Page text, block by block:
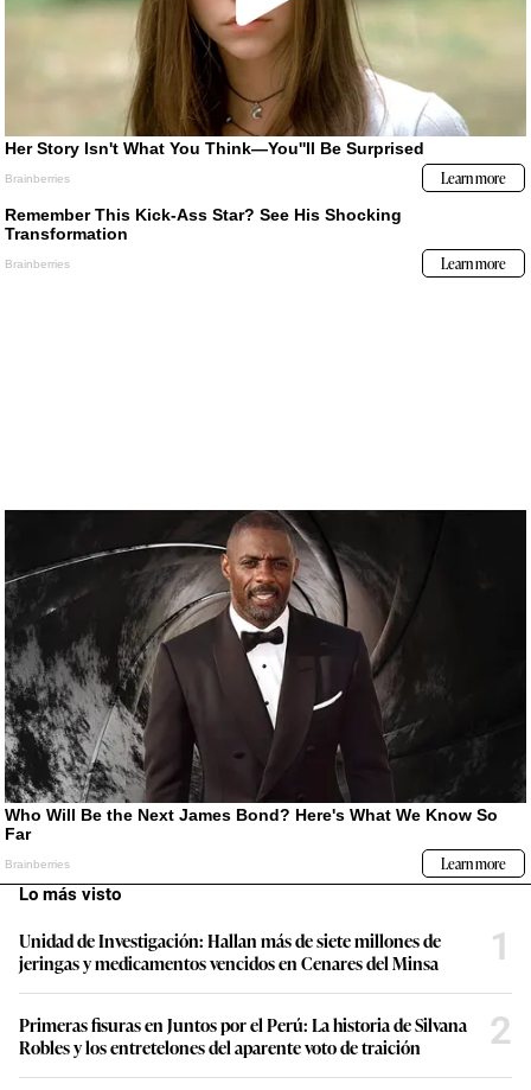
Lo más visto
Unidad de Investigación: Hallan más de siete millones de
jeringas y medicamentos vencidos en Cenares del Minsa
1
Primeras fisuras en Juntos por el Perú: La historia de Silvana
Robles y los entretelones del aparente voto de traición
2